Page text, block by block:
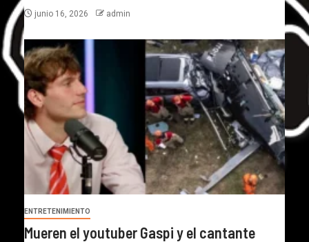
junio 16, 2026 admin
ENTRETENIMIENTO
Mueren el youtuber Gaspi y el cantante